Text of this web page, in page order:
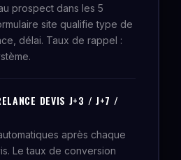
prospect dans les 5
site qualifie type de
délai. Taux de rappel :
DEVIS J+3 / J+7 /
après chaque
Le taux de conversion